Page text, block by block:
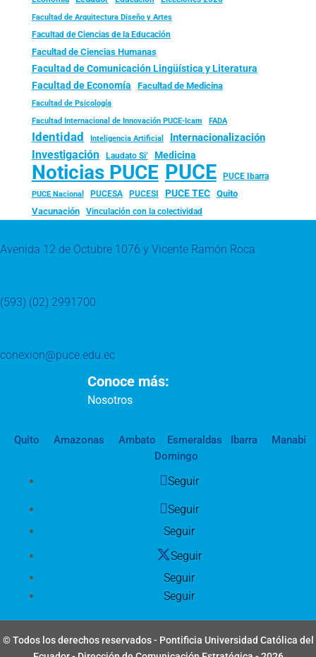
Facultad de Arquitectura Diseño y Artes
Facultad de Ciencias de la Educación
Facultad de Ciencias Humanas
Facultad de Comunicación Lingüística y Literatura
Facultad de Economía Facultad de Medicina
Facultad de Psicología
Facultad Internacional de Innovación PUCE-Icam FADA
Identidad Inteligencia Artificial Internacionalización
Investigación Laudato Si’ Medicina
Noticias PUCE PUCE PUCE Ibarra
PUCE Nacional PUCESA PUCESI PUCE TEC
Quito
Vacunación
Vinculación con la colectividad
Avenida 12 de Octubre 1076 y Vicente Ramón Roca
(593) (02) 2991700
conexion@puce.edu.ec
Conoce más:
Nosotros
Quito Amazonas Ambato Esmeraldas Ibarra
Manabí
Domingo
Seguir
Seguir
Seguir
Seguir
Seguir
Seguir
© Todos los derechos reservados - Pontificia Universidad Católica del